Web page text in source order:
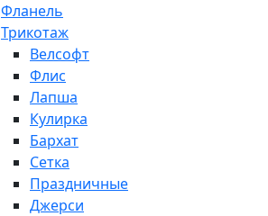
Фланель
Трикотаж
Велсофт
Флис
Лапша
Кулирка
Бархат
Сетка
Праздничные
Джерси